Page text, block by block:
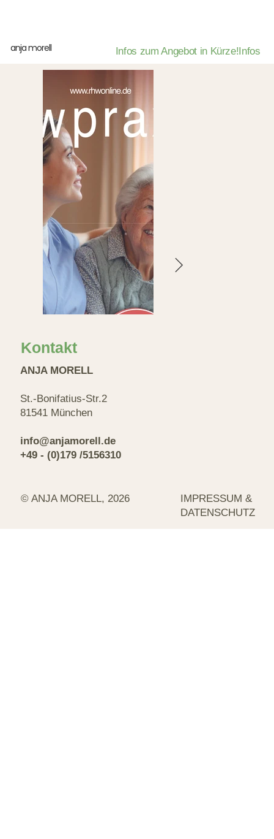
anja morell Infos zum Angebot in Kürze!
© ANJA MORELL, 2026
IMPRESSUM &
DATENSCHUTZ
Kontakt
ANJA MORELL
St.-Bonifatius-Str.2
81541 München
info@anjamorell.de
+49 - (0)179 /5156310